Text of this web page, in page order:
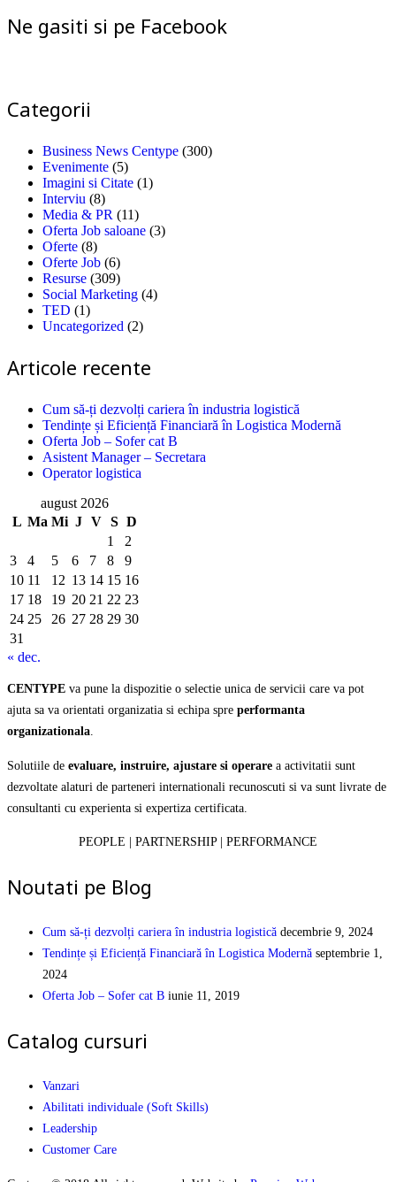
Ne gasiti si pe Facebook
Categorii
Business News Centype (300)
Evenimente (5)
Imagini si Citate (1)
Interviu (8)
Media & PR (11)
Oferta Job saloane (3)
Oferte (8)
Oferte Job (6)
Resurse (309)
Social Marketing (4)
TED (1)
Uncategorized (2)
Articole recente
Cum să-ți dezvolți cariera în industria logistică
Tendințe și Eficiență Financiară în Logistica Modernă
Oferta Job – Sofer cat B
Asistent Manager – Secretara
Operator logistica
august 2026
L Ma Mi J V S D
1
2
3
4 5 6 7 8
9
10 11 12 13 14 15 16
17 18 19 20 21 22 23
24 25 26 27 28 29 30
31
« dec.
CENTYPE va pune la dispozitie o selectie unica de servicii care va pot
ajuta sa va orientati organizatia si echipa spre performanta
organizationala.
Solutiile de evaluare, instruire, ajustare si operare a activitatii sunt
dezvoltate alaturi de parteneri internationali recunoscuti si va sunt livrate de
consultanti cu experienta si expertiza certificata.
PEOPLE | PARTNERSHIP | PERFORMANCE
Noutati pe Blog
Cum să-ți dezvolți cariera în industria logistică decembrie 9, 2024
Tendințe și Eficiență Financiară în Logistica Modernă septembrie 1,
2024
Oferta Job – Sofer cat B iunie 11, 2019
Catalog cursuri
Vanzari
Abilitati individuale (Soft Skills)
Leadership
Customer Care